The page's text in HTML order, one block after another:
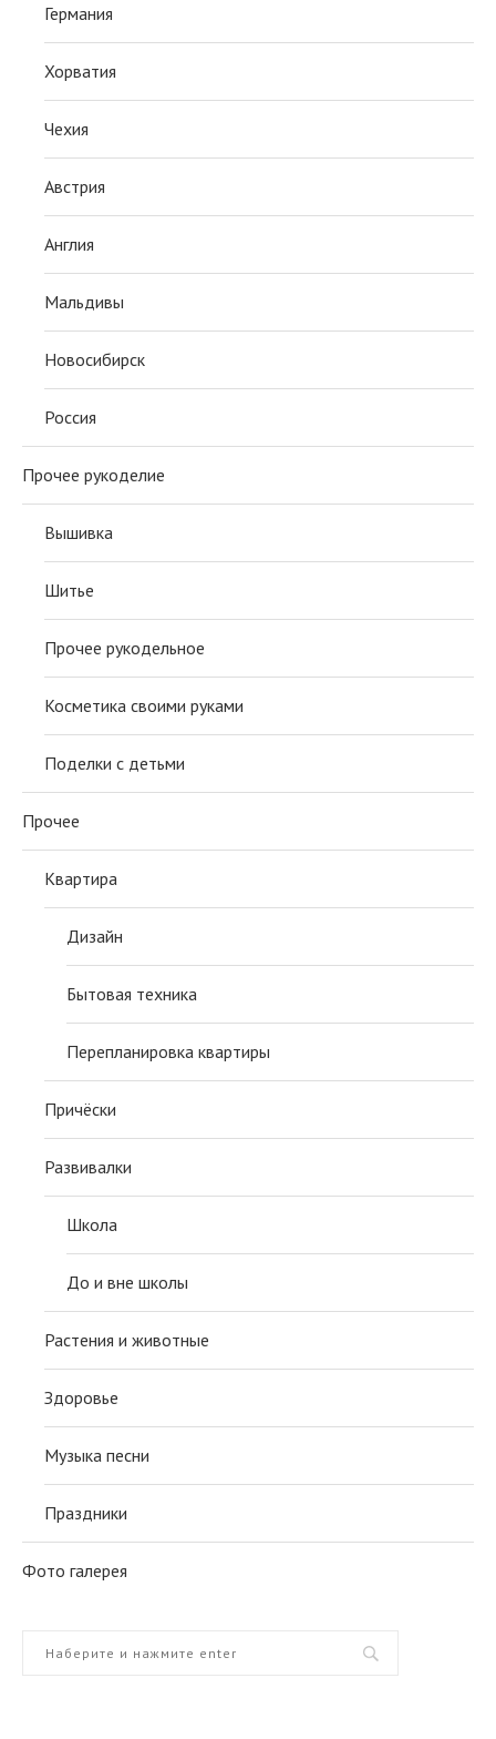
Германия
Хорватия
Чехия
Австрия
Англия
Мальдивы
Новосибирск
Россия
Прочее рукоделие
Вышивка
Шитье
Прочее рукодельное
Косметика своими руками
Поделки с детьми
Прочее
Квартира
Дизайн
Бытовая техника
Перепланировка квартиры
Причёски
Развивалки
Школа
До и вне школы
Растения и животные
Здоровье
Музыка песни
Праздники
Фото галерея